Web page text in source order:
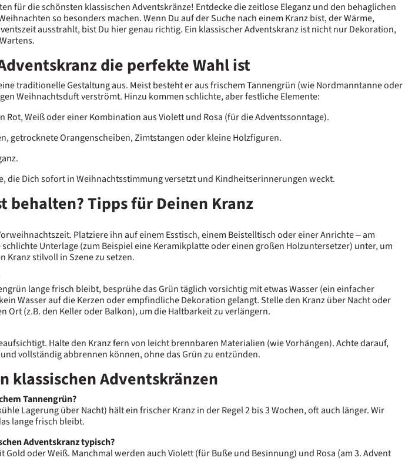
für die schönsten klassischen Adventskränze! Entdecke die zeitlose Eleganz und den behaglichen
so besonders machen. Wenn Du auf der Suche nach einem Kranz bist, der Wärme,
ausstrahlt, bist Du hier genau richtig. Ein klassischer Adventskranz ist nicht nur Dekoration,
die perfekte Wahl ist
traditionelle Gestaltung aus. Meist besteht er aus frischem Tannengrün (wie Nordmanntanne oder
Weihnachtsduft verströmt. Hinzu kommen schlichte, aber festliche Elemente:
Rot, Weiß oder einer Kombination aus Violett und Rosa (für die Adventssonntage).
getrocknete Orangenscheiben, Zimtstangen oder kleine Holzfiguren.
die Dich sofort in Weihnachtsstimmung versetzt und Kindheitserinnerungen weckt.
behalten? Tipps für Deinen Kranz
Platziere ihn auf einem Esstisch, einem Beistelltisch oder einer Anrichte – am
Unterlage (zum Beispiel eine Keramikplatte oder einen großen Holzuntersetzer) unter, um
Kranz stilvoll in Szene zu setzen.
lange frisch bleibt, besprühe das Grün täglich vorsichtig mit etwas Wasser (ein einfacher
Wasser auf die Kerzen oder empfindliche Dekoration gelangt. Stelle den Kranz über Nacht oder
Ort (z.B. den Keller oder Balkon), um die Haltbarkeit zu verlängern.
Halte den Kranz fern von leicht brennbaren Materialien (wie Vorhängen). Achte darauf,
vollständig abbrennen können, ohne das Grün zu entzünden.
klassischen Adventskränzen
Tannengrün?
Lagerung über Nacht) hält ein frischer Kranz in der Regel 2 bis 3 Wochen, oft auch länger. Wir
lange frisch bleibt.
Adventskranz typisch?
oder Weiß. Manchmal werden auch Violett (für Buße und Besinnung) und Rosa (am 3. Advent